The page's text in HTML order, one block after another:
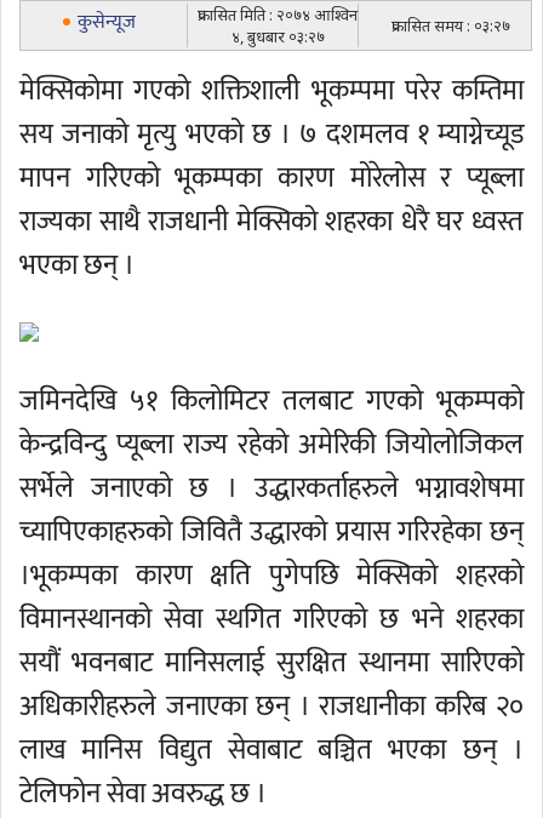
कुसेन्यूज
प्रकासित मिति : २०७४ आश्विन
४, बुधबार ०३:२७
प्रकासित समय : ०३:२७
मेक्सिकोमा गएको शक्तिशाली भूकम्पमा परेर कम्तिमा
सय जनाको मृत्यु भएको छ । ७ दशमलव १ म्याग्नेच्यूड
मापन गरिएको भूकम्पका कारण मोरेलोस र प्यूब्ला
राज्यका साथै राजधानी मेक्सिको शहरका धेरै घर ध्वस्त
भएका छन् ।
जमिनदेखि ५१ किलोमिटर तलबाट गएको भूकम्पको
केन्द्रविन्दु प्यूब्ला राज्य रहेको अमेरिकी जियोलोजिकल
सर्भेले जनाएको छ । उद्धारकर्ताहरुले भग्नावशेषमा
च्यापिएकाहरुको जिवितै उद्धारको प्रयास गरिरहेका छन्
।भूकम्पका कारण क्षति पुगेपछि मेक्सिको शहरको
विमानस्थानको सेवा स्थगित गरिएको छ भने शहरका
सयौं भवनबाट मानिसलाई सुरक्षित स्थानमा सारिएको
अधिकारीहरुले जनाएका छन् । राजधानीका करिब २०
लाख मानिस विद्युत सेवाबाट बञ्चित भएका छन् ।
टेलिफोन सेवा अवरुद्ध छ ।